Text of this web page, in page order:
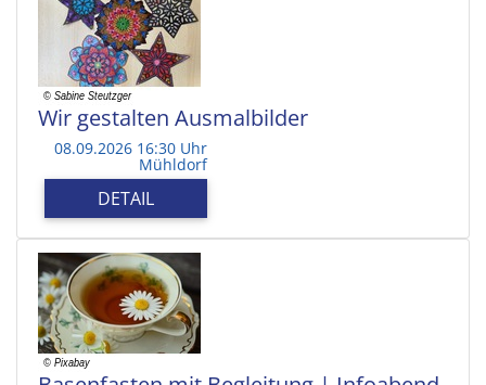
Wir gestalten Ausmalbilder
08.09.2026 16:30 Uhr
Mühldorf
DETAIL